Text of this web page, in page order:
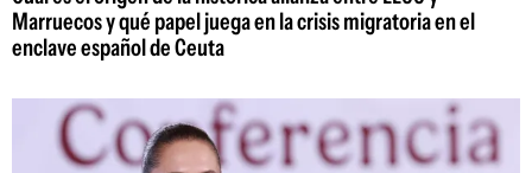
Marruecos y qué papel juega en la crisis migratoria en el
enclave español de Ceuta